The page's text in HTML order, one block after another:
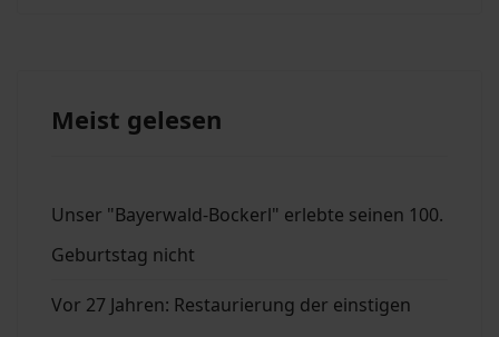
Meist gelesen
Unser "Bayerwald-Bockerl" erlebte seinen 100.
Geburtstag nicht
Vor 27 Jahren: Restaurierung der einstigen